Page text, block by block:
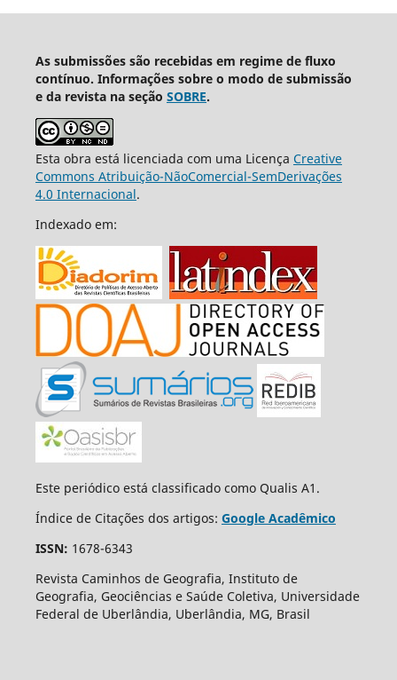
As submissões são recebidas em regime de fluxo
contínuo. Informações sobre o modo de submissão
e da revista na seção SOBRE.
Esta obra está licenciada com uma Licença Creative
Commons Atribuição-NãoComercial-SemDerivações
4.0 Internacional.
Indexado em:
Este periódico está classificado como Qualis A1.
Índice de Citações dos artigos: Google Acadêmico
ISSN: 1678-6343
Revista Caminhos de Geografia, Instituto de
Geografia, Geociências e Saúde Coletiva, Universidade
Federal de Uberlândia, Uberlândia, MG, Brasil